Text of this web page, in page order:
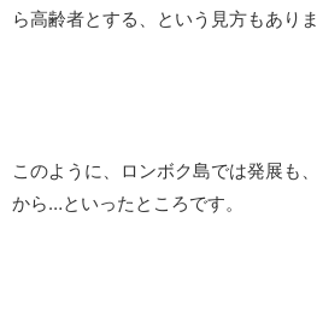
ら高齢者とする、という見方もありま
このように、ロンボク島では発展も
から…といったところです。